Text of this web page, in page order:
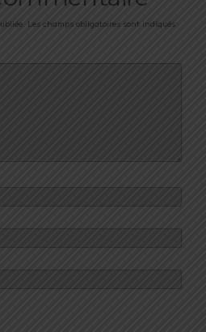
Les champs obligatoires sont indiqués